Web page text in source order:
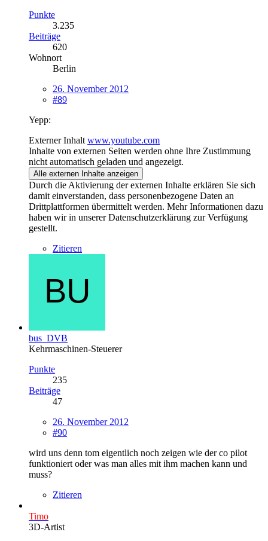
Punkte
3.235
Beiträge
620
Wohnort
Berlin
26. November 2012
#89
Yepp:
Externer Inhalt www.youtube.com
Inhalte von externen Seiten werden ohne Ihre Zustimmung
nicht automatisch geladen und angezeigt.
Alle externen Inhalte anzeigen
Durch die Aktivierung der externen Inhalte erklären Sie sich
damit einverstanden, dass personenbezogene Daten an
Drittplattformen übermittelt werden. Mehr Informationen dazu
haben wir in unserer Datenschutzerklärung zur Verfügung
gestellt.
Zitieren
bus_DVB
Kehrmaschinen-Steuerer
Punkte
235
Beiträge
47
26. November 2012
#90
wird uns denn tom eigentlich noch zeigen wie der co pilot
funktioniert oder was man alles mit ihm machen kann und
muss?
Zitieren
Timo
3D-Artist